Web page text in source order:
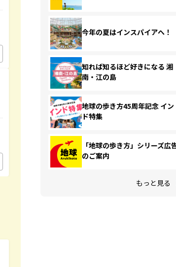
今年の夏はインスパイアへ！
知れば知るほど好きになる 湘
南・江の島
地球の歩き方45周年記念 イン
ド特集
「地球の歩き方」シリーズ広
のご案内
もっと見る